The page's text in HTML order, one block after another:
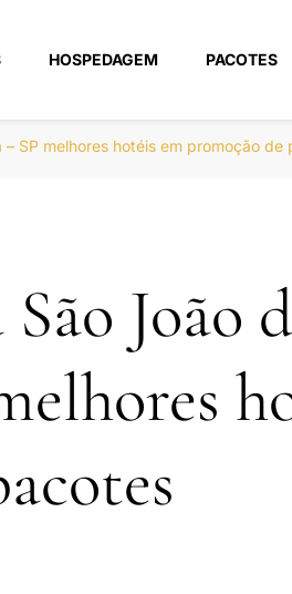
HOSPEDAGEM PACOTES
SP melhores hotéis em promoção de
João